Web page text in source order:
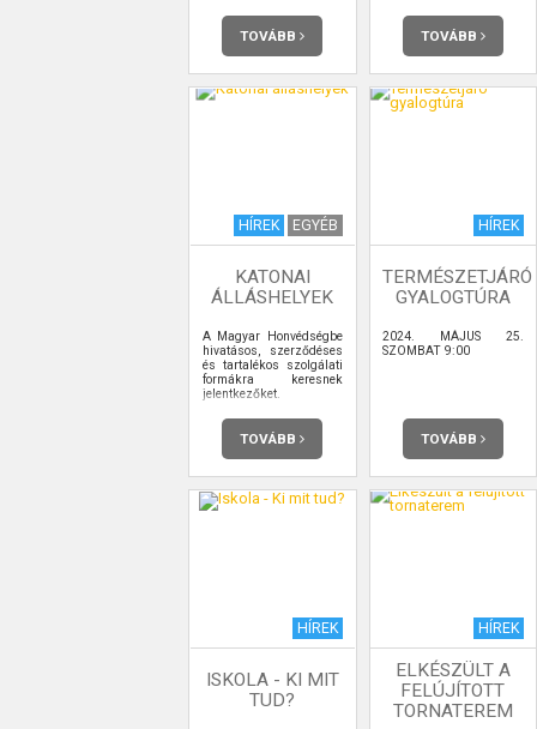
TOVÁBB TOVÁBB
HÍREK EGYÉB
KATONAI
ÁLLÁSHELYEK
A Magyar Honvédségbe
hivatásos, szerződéses
és tartalékos szolgálati
formákra keresnek
jelentkezőket.
TOVÁBB
HÍREK
TERMÉSZETJÁRÓ
GYALOGTÚRA
2024. MÁJUS 25.
SZOMBAT 9:00
TOVÁBB
HÍREK
ISKOLA - KI MIT
TUD?
HÍREK
ELKÉSZÜLT A
FELÚJÍTOTT
TORNATEREM